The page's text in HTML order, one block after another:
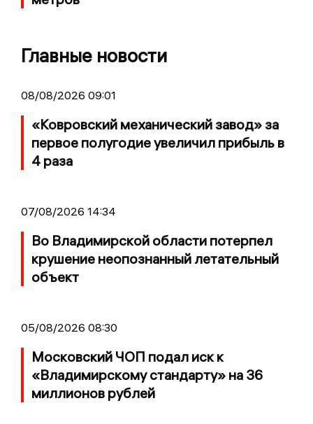
Главные новости
08/08/2026 09:01
«Ковровский механический завод» за
первое полугодие увеличил прибыль в
4 раза
07/08/2026 14:34
Во Владимирской области потерпел
крушение неопознанный летательный
объект
05/08/2026 08:30
Московский ЧОП подал иск к
«Владимирскому стандарту» на 36
миллионов рублей